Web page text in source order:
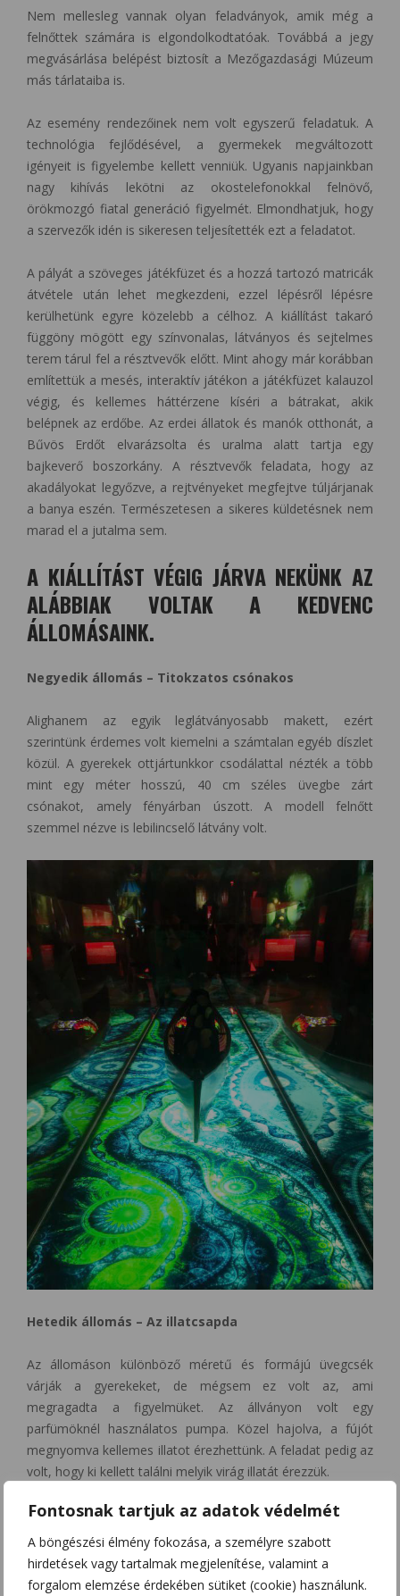
Fontosnak tartjuk az adatok védelmét
A böngészési élmény fokozása, a személyre szabott
hirdetések vagy tartalmak megjelenítése, valamint a
forgalom elemzése érdekében sütiket (cookie) használunk.
Nem mellesleg vannak olyan feladványok, amik még a
felnőttek számára is elgondolkodtatóak. Továbbá a jegy
megvásárlása belépést biztosít a Mezőgazdasági Múzeum
más tárlataiba is.
Az esemény rendezőinek nem volt egyszerű feladatuk. A
technológia fejlődésével, a gyermekek megváltozott
igényeit is figyelembe kellett venniük. Ugyanis napjainkban
nagy kihívás lekötni az okostelefonokkal felnövő,
örökmozgó fiatal generáció figyelmét. Elmondhatjuk, hogy
a szervezők idén is sikeresen teljesítették ezt a feladatot.
A pályát a szöveges játékfüzet és a hozzá tartozó matricák
átvétele után lehet megkezdeni, ezzel lépésről lépésre
kerülhetünk egyre közelebb a célhoz. A kiállítást takaró
függöny mögött egy színvonalas, látványos és sejtelmes
terem tárul fel a résztvevők előtt. Mint ahogy már korábban
említettük a mesés, interaktív játékon a játékfüzet kalauzol
végig, és kellemes háttérzene kíséri a bátrakat, akik
belépnek az erdőbe. Az erdei állatok és manók otthonát, a
Bűvös Erdőt elvarázsolta és uralma alatt tartja egy
bajkeverő boszorkány. A résztvevők feladata, hogy az
akadályokat legyőzve, a rejtvényeket megfejtve túljárjanak
a banya eszén. Természetesen a sikeres küldetésnek nem
marad el a jutalma sem.
A KIÁLLÍTÁST VÉGIG JÁRVA NEKÜNK AZ
ALÁBBIAK VOLTAK A KEDVENC
ÁLLOMÁSAINK.
Negyedik állomás – Titokzatos csónakos
Alighanem az egyik leglátványosabb makett, ezért
szerintünk érdemes volt kiemelni a számtalan egyéb díszlet
közül. A gyerekek ottjártunkkor csodálattal nézték a több
mint egy méter hosszú, 40 cm széles üvegbe zárt
csónakot, amely fényárban úszott. A modell felnőtt
szemmel nézve is lebilincselő látvány volt.
Hetedik állomás – Az illatcsapda
Az állomáson különböző méretű és formájú üvegcsék
várják a gyerekeket, de mégsem ez volt az, ami
megragadta a figyelmüket. Az állványon volt egy
parfümöknél használatos pumpa. Közel hajolva, a fújót
megnyomva kellemes illatot érezhettünk. A feladat pedig az
volt, hogy ki kellett találni melyik virág illatát érezzük.
Kilencedik állomás – Megtévesztő vacsora
Ennek a megállónak az-az érdekessége, az élethű
díszleteken kívül, hogy el kell dönteni vajon mi az, ami